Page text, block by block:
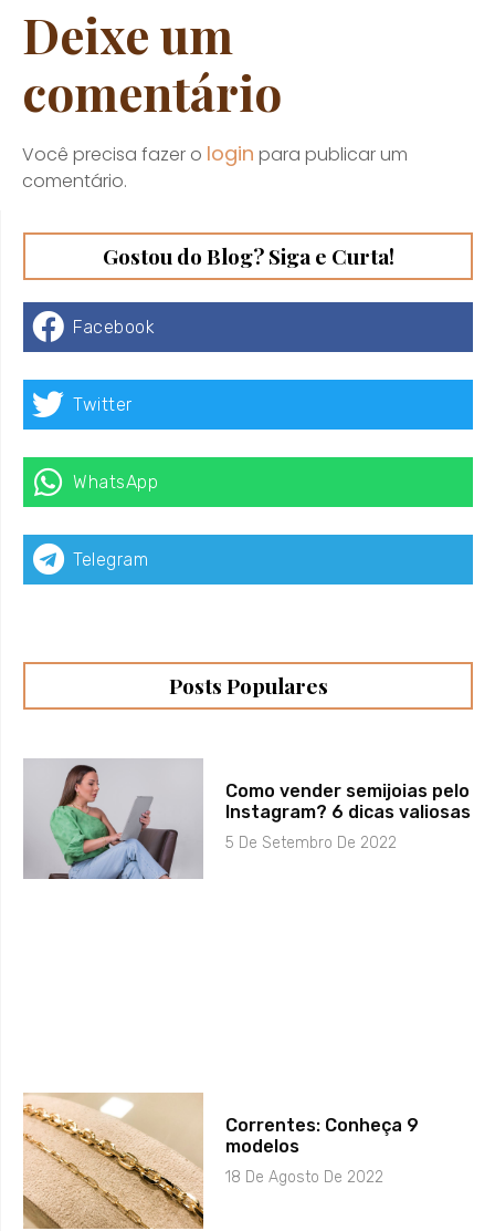
Deixe um
comentário
Você precisa fazer o login para publicar um
comentário.
Gostou do Blog? Siga e Curta!
Facebook
Twitter
WhatsApp
Telegram
Posts Populares
Como vender semijoias pelo
Instagram? 6 dicas valiosas
5 De Setembro De 2022
Correntes: Conheça 9
modelos
18 De Agosto De 2022